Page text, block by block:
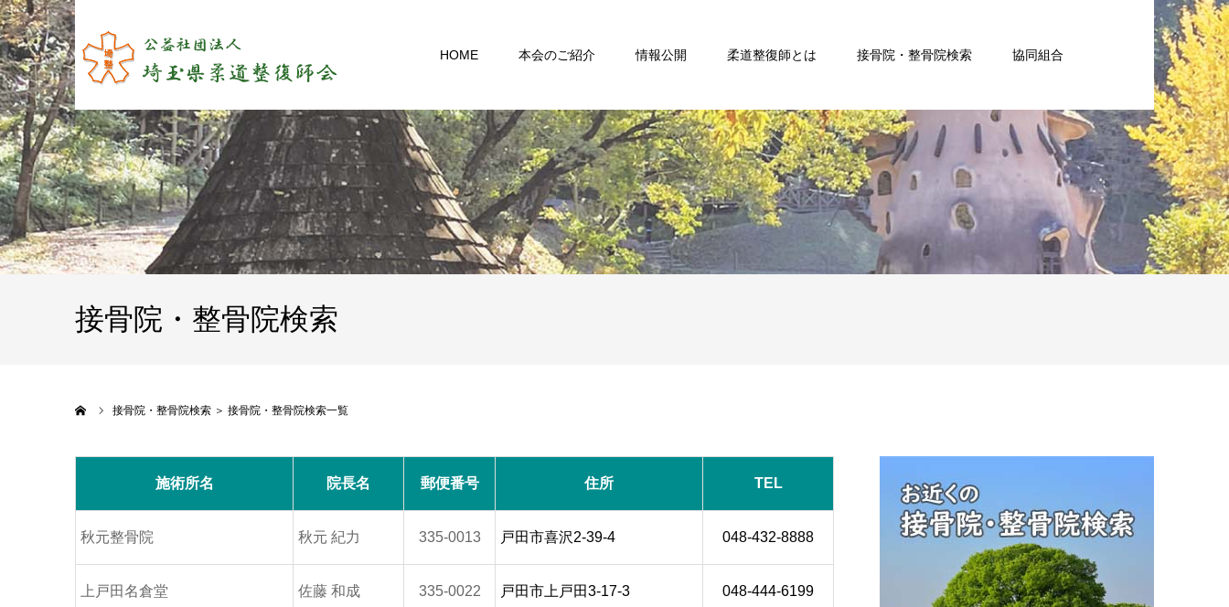
HOME 本会のご紹介 情報公開 柔道整復師とは 接骨院・整骨院検索 協同組合
接骨院・整骨院検索
接骨院・整骨院検索 ＞ 接骨院・整骨院検索一覧
施術所名 院長名 郵便番号 住所 TEL
秋元整骨院 秋元 紀力 335-0013 戸田市喜沢2-39-4 048-432-8888
上戸田名倉堂 佐藤 和成 335-0022 戸田市上戸田3-17-3 048-444-6199